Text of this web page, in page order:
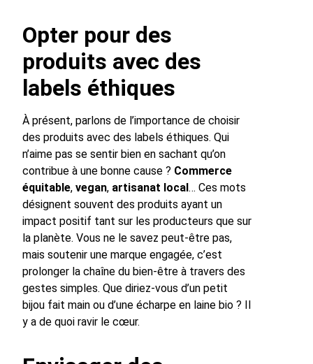
Opter pour des
produits avec des
labels éthiques
À présent, parlons de l’importance de choisir
des produits avec des labels éthiques. Qui
n’aime pas se sentir bien en sachant qu’on
contribue à une bonne cause ? Commerce
équitable, vegan, artisanat local… Ces mots
désignent souvent des produits ayant un
impact positif tant sur les producteurs que sur
la planète. Vous ne le savez peut-être pas,
mais soutenir une marque engagée, c’est
prolonger la chaîne du bien-être à travers des
gestes simples. Que diriez-vous d’un petit
bijou fait main ou d’une écharpe en laine bio ? Il
y a de quoi ravir le cœur.